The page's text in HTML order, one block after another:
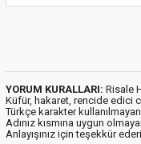
YORUM KURALLARI: Risale
Küfür, hakaret, rencide edici
Türkçe karakter
Adınız kısmına uygun
Anlayışınız için teşekkür